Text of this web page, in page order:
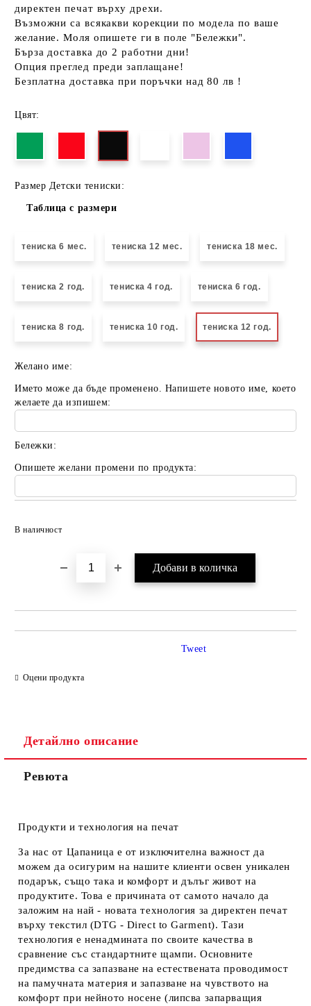
директен печат върху дрехи.
Възможни са всякакви корекции по модела по ваше
желание. Моля опишете ги в поле "Бележки".
Бърза доставка до 2 работни дни!
Опция преглед преди заплащане!
Безплатна доставка при поръчки над 80 лв !
Цвят:
Размер Детски тениски:
Таблица с размери
тениска 6 мес. тениска 12 мес. тениска 18 мес.
тениска 2 год. тениска 4 год. тениска 6 год.
тениска 8 год. тениска 10 год. тениска 12 год.
Желано име:
Името може да бъде променено. Напишете новото име, което
желаете да изпишем:
Бележки:
Опишете желани промени по продукта:
В наличност
Оцени продукта
Tweet
Детайлно описание
Ревюта
Продукти и технология на печат
За нас от Цапаница е от изключителна важност да
можем да осигурим на нашите клиенти освен уникален
подарък, също така и комфорт и дълъг живот на
продуктите. Това е причината от самото начало да
заложим на най - новата технология за директен печат
върху текстил (DTG - Direct to Garment). Тази
технология е ненадмината по своите качества в
сравнение със стандартните щампи. Основните
предимства са запазване на естествената проводимост
на памучната материя и запазване на чувството на
комфорт при нейното носене (липсва запарващия